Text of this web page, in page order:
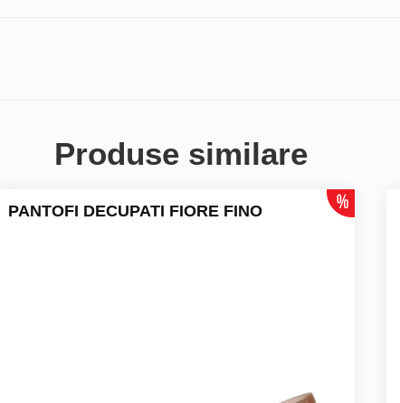
Produse similare
PANTOFI DECUPATI FIORE FINO